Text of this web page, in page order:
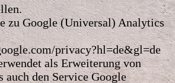
zu Google (Universal) Analytics
privacy?hl=de&gl=de
als Erweiterung von
auch den Service Google